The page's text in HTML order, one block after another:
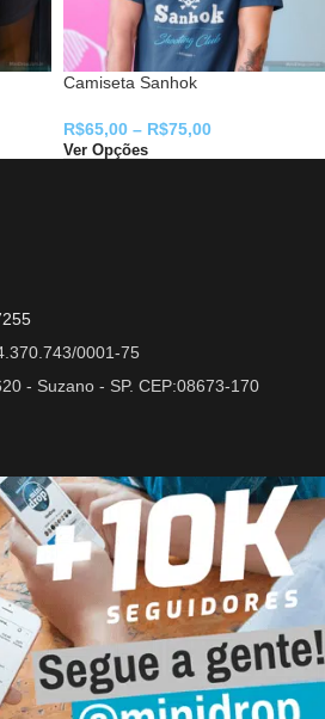
Camiseta Sanhok
R$65,00 – R$75,00
Ver Opções
0001-75
- Suzano - SP. CEP:08673-170